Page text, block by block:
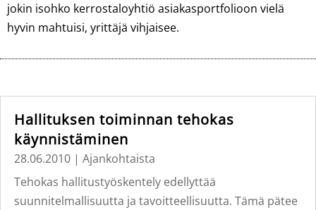
jokin isohko kerrostaloyhtiö asiakasportfolioon vielä
hyvin mahtuisi, yrittäjä vihjaisee.
Hallituksen toiminnan tehokas
käynnistäminen
28.06.2010 | Ajankohtaista
Tehokas hallitustyöskentely edellyttää
suunnitelmallisuutta ja tavoitteellisuutta. Tämä pätee